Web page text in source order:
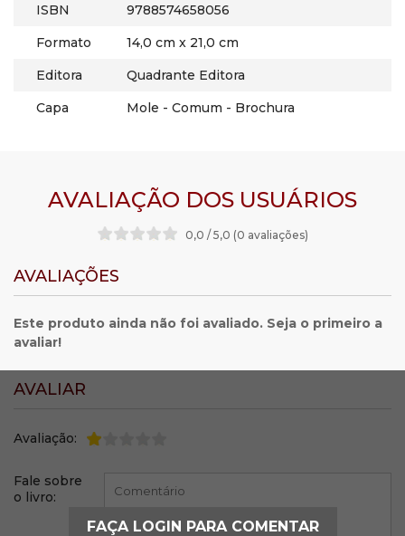
ISBN
9788574658056
Formato
14,0 cm x 21,0 cm
Editora
Quadrante Editora
Capa
Mole - Comum - Brochura
AVALIAÇÃO DOS USUÁRIOS
0,0 / 5,0 (0 avaliações)
AVALIAÇÕES
Este produto ainda não foi avaliado. Seja o primeiro a
avaliar!
AVALIAR
Avaliação:
Fale sobre
o livro:
FAÇA LOGIN PARA COMENTAR